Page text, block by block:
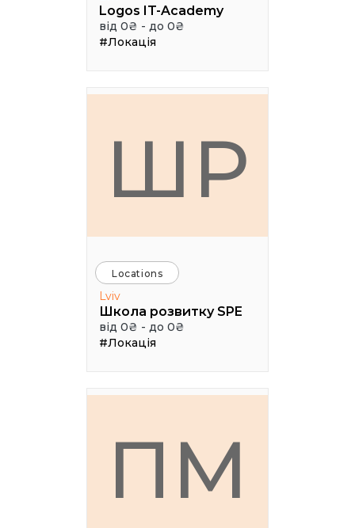
Logos IT-Academy
від 0₴ - до 0₴
#Локація
ШР
Locations
Lviv
Школа розвитку SPE
від 0₴ - до 0₴
#Локація
ПМ